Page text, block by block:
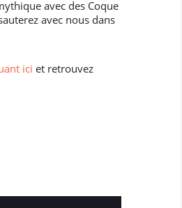
avec des Coque
avec nous dans
ici et retrouvez